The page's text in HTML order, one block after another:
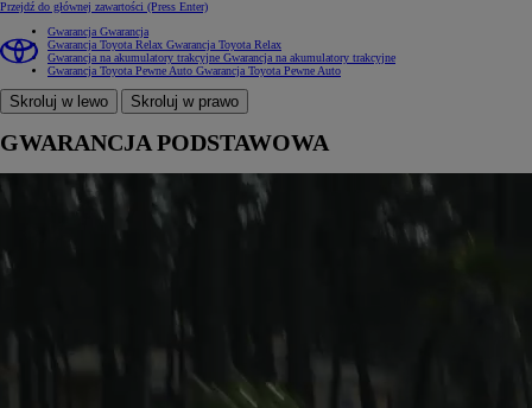
Przejdź do głównej zawartości (Press Enter)
Gwarancja Gwarancja
Gwarancja Toyota Relax Gwarancja Toyota Relax
Gwarancja na akumulatory trakcyjne Gwarancja na akumulatory trakcyjne
Gwarancja Toyota Pewne Auto Gwarancja Toyota Pewne Auto
Skroluj w lewo Skroluj w prawo
GWARANCJA PODSTAWOWA